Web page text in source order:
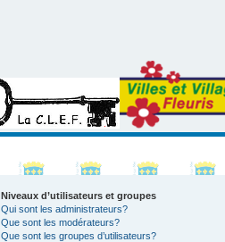
Niveaux d’utilisateurs et groupes
Qui sont les administrateurs?
Que sont les modérateurs?
Que sont les groupes d’utilisateurs?